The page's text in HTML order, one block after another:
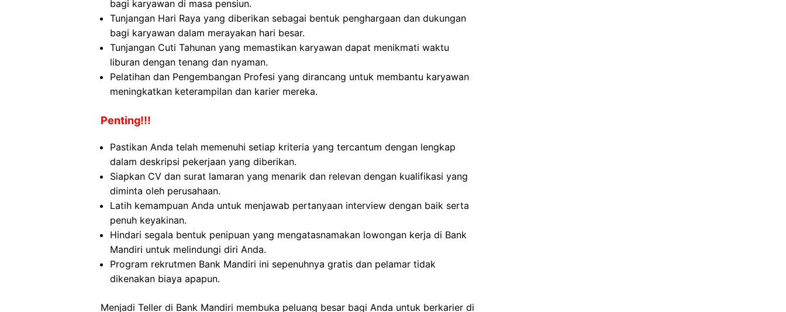
bagi karyawan di masa pensiun.
Tunjangan Hari Raya yang diberikan sebagai bentuk penghargaan dan dukungan
bagi karyawan dalam merayakan hari besar.
Tunjangan Cuti Tahunan yang memastikan karyawan dapat menikmati waktu
liburan dengan tenang dan nyaman.
Pelatihan dan Pengembangan Profesi yang dirancang untuk membantu karyawan
meningkatkan keterampilan dan karier mereka.
Penting!!!
Pastikan Anda telah memenuhi setiap kriteria yang tercantum dengan lengkap
dalam deskripsi pekerjaan yang diberikan.
Siapkan CV dan surat lamaran yang menarik dan relevan dengan kualifikasi yang
diminta oleh perusahaan.
Latih kemampuan Anda untuk menjawab pertanyaan interview dengan baik serta
penuh keyakinan.
Hindari segala bentuk penipuan yang mengatasnamakan lowongan kerja di Bank
Mandiri untuk melindungi diri Anda.
Program rekrutmen Bank Mandiri ini sepenuhnya gratis dan pelamar tidak
dikenakan biaya apapun.
Menjadi Teller di Bank Mandiri membuka peluang besar bagi Anda untuk berkarier di